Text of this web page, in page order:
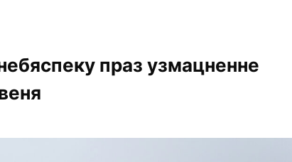
праз узмацненне